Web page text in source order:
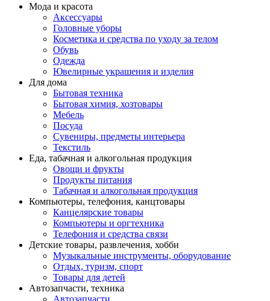
Мода и красота
Аксессуары
Головные уборы
Косметика и средства по уходу за телом
Обувь
Одежда
Ювелирные украшения и изделия
Для дома
Бытовая техника
Бытовая химия, хозтовары
Мебель
Посуда
Сувениры, предметы интерьера
Текстиль
Еда, табачная и алкогольная продукция
Овощи и фрукты
Продукты питания
Табачная и алкогольная продукция
Компьютеры, телефония, канцтовары
Канцелярские товары
Компьютеры и оргтехника
Телефония и средства связи
Детские товары, развлечения, хобби
Музыкальные инструменты, оборудование
Отдых, туризм, спорт
Товары для детей
Автозапчасти, техника
Автозапчасти